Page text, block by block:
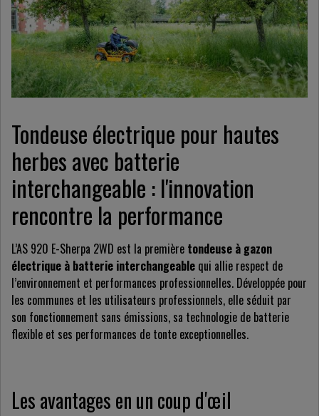
Tondeuse électrique pour hautes
herbes avec batterie
interchangeable : l'innovation
rencontre la performance
L’AS 920 E-Sherpa 2WD est la première tondeuse à gazon
électrique à batterie interchangeable qui allie respect de
l’environnement et performances professionnelles. Développée pour
les communes et les utilisateurs professionnels, elle séduit par
son fonctionnement sans émissions, sa technologie de batterie
flexible et ses performances de tonte exceptionnelles.
Les avantages en un coup d'œil